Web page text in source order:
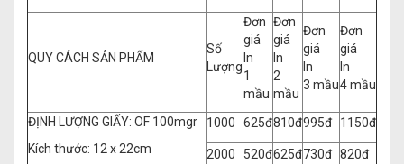
QUY CÁCH SẢN PHẨM
Số
Lượng
Đơn
giá
In
1
mầu
Đơn
giá
In
2
mầu
Đơn
giá
In
3 mầu
Đơn
giá
In
4 mầu
ĐỊNH LƯỢNG GIẤY: OF 100mgr
Kích thước: 12 x 22cm
1000 625đ810đ995đ 1150đ
2000 520đ625đ730đ 820đ